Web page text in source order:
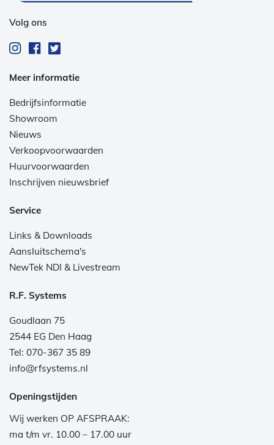
Volg ons
Meer informatie
Bedrijfsinformatie
Showroom
Nieuws
Verkoopvoorwaarden
Huurvoorwaarden
Inschrijven nieuwsbrief
Service
Links & Downloads
Aansluitschema's
NewTek NDI & Livestream
R.F. Systems
Goudlaan 75
2544 EG Den Haag
Tel: 070-367 35 89
info@rfsystems.nl
Openingstijden
Wij werken OP AFSPRAAK:
ma t/m vr. 10.00 – 17.00 uur